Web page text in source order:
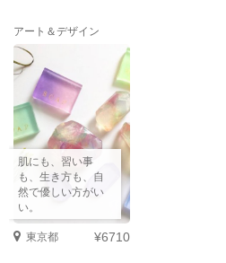
アート＆デザイン
肌にも、習い事
も、生き方も、自
然で優しい方がい
い。
東京都
¥6710